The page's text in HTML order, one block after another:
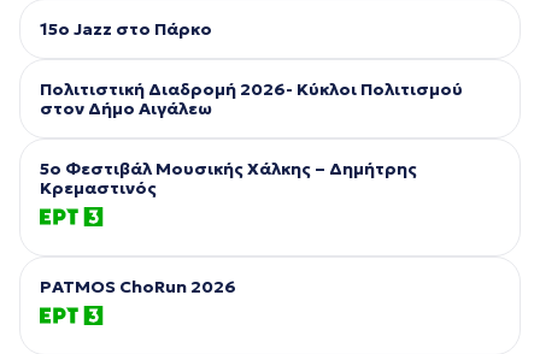
15ο Jazz στο Πάρκο
Πολιτιστική Διαδρομή 2026- Κύκλοι Πολιτισμού
στον Δήμο Αιγάλεω
5ο Φεστιβάλ Μουσικής Χάλκης – Δημήτρης
Κρεμαστινός
PATMOS ChoRun 2026